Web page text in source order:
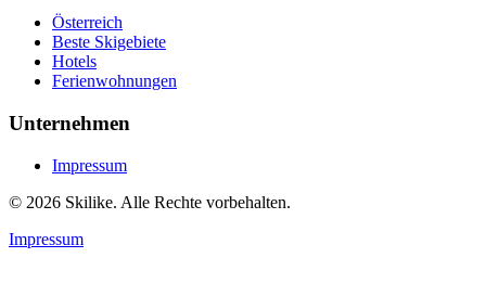
Österreich
Beste Skigebiete
Hotels
Ferienwohnungen
Unternehmen
Impressum
© 2026 Skilike. Alle Rechte vorbehalten.
Impressum